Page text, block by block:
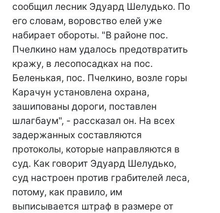
сообщил лесник Эдуард Шелудько. По
его словам, воровство елей уже
набирает обороты. "В районе пос.
Пчелкино нам удалось предотвратить
кражу, в лесопосадках на пос.
Беленькая, пос. Пчелкино, возле горы
Карачун установлена охрана,
зашипованы дороги, поставлен
шлагбаум", - рассказал он. На всех
задержанных составляются
протоколы, которые направляются в
суд. Как говорит Эдуард Шелудько,
суд настроен против грабителей леса,
потому, как правило, им
выписывается штраф в размере от